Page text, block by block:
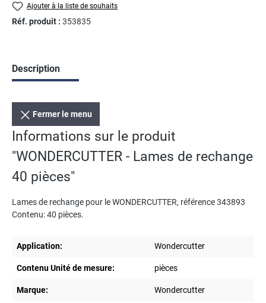
Ajouter à la liste de souhaits
Réf. produit : 353835
Description
Fermer le menu
Informations sur le produit
"WONDERCUTTER - Lames de rechange
40 pièces"
Lames de rechange pour le WONDERCUTTER, référence 343893
Contenu: 40 pièces.
Application: Wondercutter
Contenu Unité de mesure: pièces
Marque: Wondercutter